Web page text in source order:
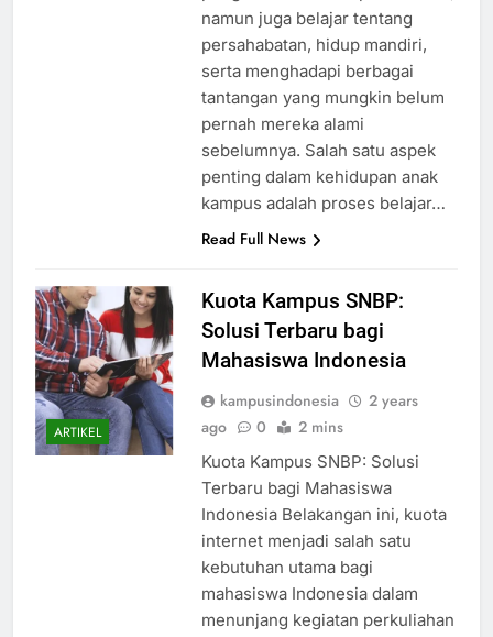
pengetahuan dalam perkuliahan,
namun juga belajar tentang
persahabatan, hidup mandiri,
serta menghadapi berbagai
tantangan yang mungkin belum
pernah mereka alami
sebelumnya. Salah satu aspek
penting dalam kehidupan anak
ARTIKEL
Kuota Kampus SNBP:
Solusi Terbaru bagi
kampusindonesia
Kuota Kampus SNBP: Solusi
Terbaru bagi Mahasiswa
Indonesia Belakangan ini, kuota
internet menjadi salah satu
kebutuhan utama bagi
mahasiswa Indonesia dalam